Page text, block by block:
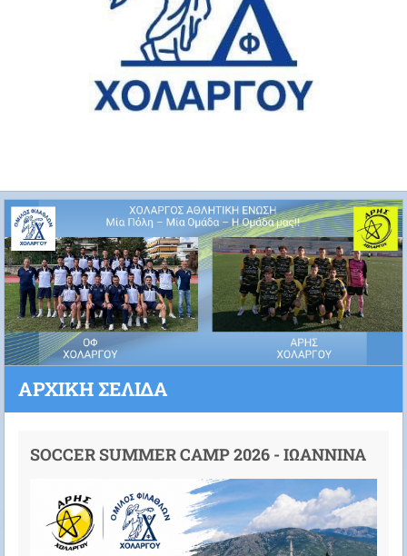
ΑΡΧΙΚΉ ΣΕΛΊΔΑ
SOCCER SUMMER CAMP 2026 - ΙΩΑΝΝΙΝΑ